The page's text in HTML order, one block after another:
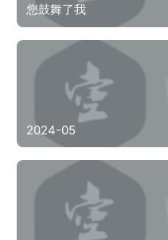
您鼓舞了我
2024-05